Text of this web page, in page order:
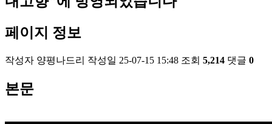
페이지 정보
작성자 양평나드리 작성일 25-07-15 15:48 조회 5,214 댓글 0
본문